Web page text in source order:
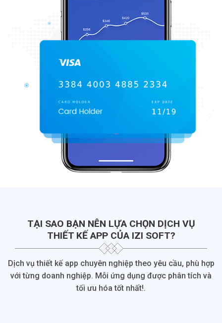
TẠI SAO BẠN NÊN LỰA CHỌN DỊCH VỤ
THIẾT KẾ APP CỦA IZI SOFT?
Dịch vụ thiết kế app chuyên nghiệp theo yêu cầu, phù hợp
với từng doanh nghiệp. Mỗi ứng dụng được phân tích và
tối ưu hóa tốt nhất!.